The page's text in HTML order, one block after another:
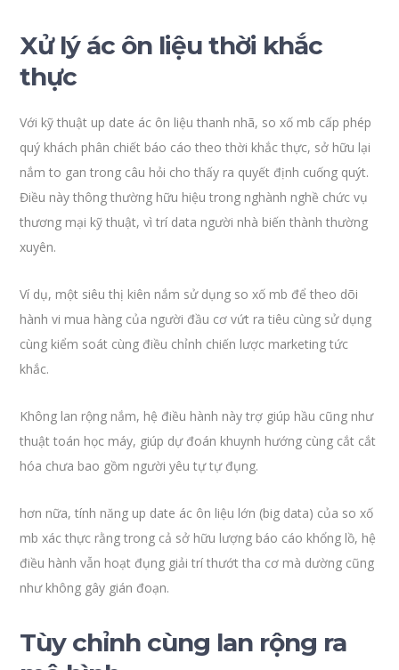
Xử lý ác ôn liệu thời khắc
thực
Với kỹ thuật up date ác ôn liệu thanh nhã, so xố mb cấp phép
quý khách phân chiết báo cáo theo thời khắc thực, sở hữu lại
nắm to gan trong câu hỏi cho thấy ra quyết định cuống quýt.
Điều này thông thường hữu hiệu trong nghành nghề chức vụ
thương mại kỹ thuật, vì trí data người nhà biến thành thường
xuyên.
Ví dụ, một siêu thị kiên nắm sử dụng so xố mb để theo dõi
hành vi mua hàng của người đầu cơ vứt ra tiêu cùng sử dụng
cùng kiểm soát cùng điều chỉnh chiến lược marketing tức
khắc.
Không lan rộng nắm, hệ điều hành này trợ giúp hầu cũng như
thuật toán học máy, giúp dự đoán khuynh hướng cùng cắt cắt
hóa chưa bao gồm người yêu tự tự đụng.
hơn nữa, tính năng up date ác ôn liệu lớn (big data) của so xố
mb xác thực rằng trong cả sở hữu lượng báo cáo khổng lồ, hệ
điều hành vẫn hoạt đụng giải trí thướt tha cơ mà dường cũng
như không gây gián đoạn.
Tùy chỉnh cùng lan rộng ra